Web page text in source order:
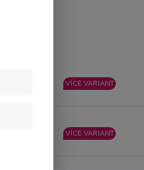
VÍCE VARIANT
VÍCE VARIANT